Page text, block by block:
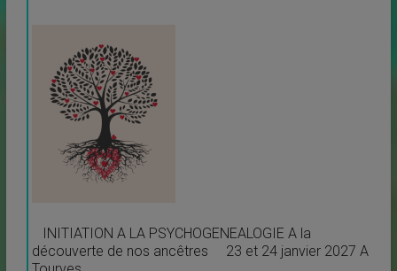
INITIATION A LA PSYCHOGENEALOGIE A la
découverte de nos ancêtres 23 et 24 janvier 2027 A